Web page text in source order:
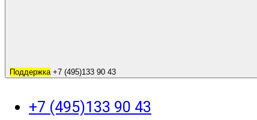
Поддержка +7 (495)133 90 43
+7 (495)133 90 43